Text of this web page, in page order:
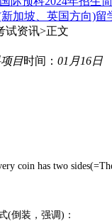
试资讯>正文
目时间： 01月16日
has two
倒装，强调)：